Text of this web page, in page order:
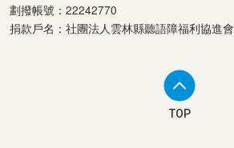
劃撥帳號：22242770
捐款戶名：社團法人雲林縣聽語障福利協進會
TOP